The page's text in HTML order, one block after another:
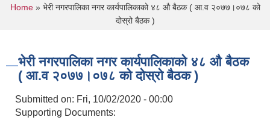
You are here
Home» भेरी नगरपालिका नगर कार्यपालिकाको ४८ औ बैठक ( आ.व २०७७।०७८ को
दोस्रो बैठक )
भेरी नगरपालिका नगर कार्यपालिकाको ४८ औ बैठक
( आ.व २०७७।०७८ को दोस्रो बैठक )
Submitted on: Fri, 10/02/2020 - 00:00
Supporting Documents: